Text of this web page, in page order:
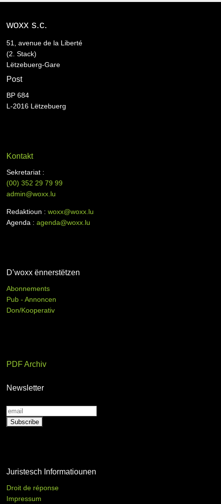
woxx s.c.
51, avenue de la Liberté
(2. Stack)
Lëtzebuerg-Gare
Post
BP 684
L-2016 Lëtzebuerg
Kontakt
Sekretariat :
(00)352 29 79 99
admin@woxx.lu
Redaktioun :woxx@woxx.lu
Agenda :agenda@woxx.lu
D’woxx ënnerstëtzen
Abonnements
Pub - Annoncen
Don/Kooperativ
PDF Archiv
Newsletter
Juristesch Informatiounen
Droit de réponse
Impressum